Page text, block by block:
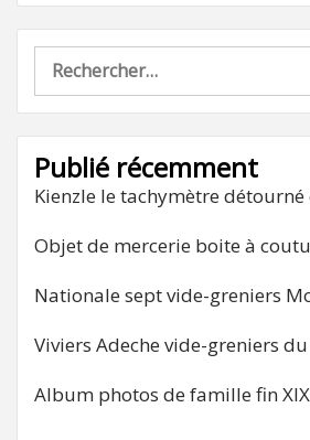
Rechercher :
Publié récemment
Kienzle le tachymètre
Objet de mercerie boite à
Nationale sept vide-greniers
Viviers Adeche vide-greniers
Album photos de famille fin